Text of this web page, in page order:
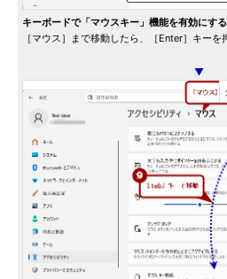
キーボードで「マウスキー」機能を有効にする
［マウス］まで移動したら、［Enter］キーを
▼